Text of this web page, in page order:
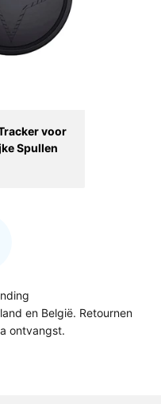
voor
Spullen
en België. Retournen
ontvangst.